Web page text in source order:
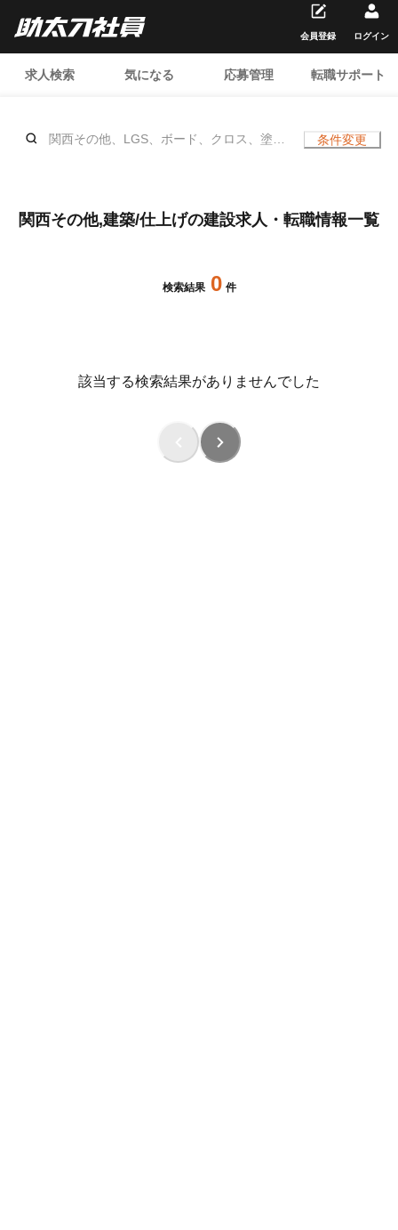
求人検索 気になる 応募管理 転職サポート
会員登録 ログイン
関西その他、LGS、ボード、クロス、塗
ィング、サッシ、防災(避難器具)、サイ
ン、大工(展示会)、表具(展示会)、アスベ
ル、ELV・エスカレーター、、土日休み
条件変更
関西その他,建築/仕上げの建設求人・転職情報一覧
検索結果 0 件
該当する検索結果がありませんでした